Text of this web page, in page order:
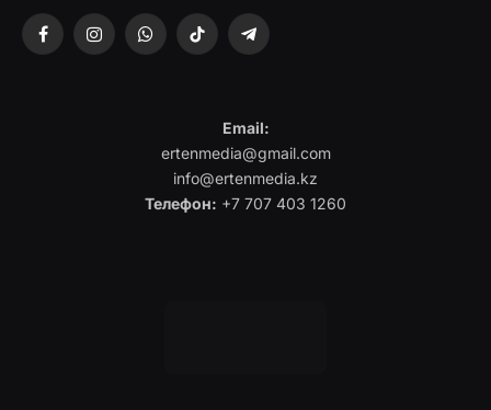
FacebookInstagramWhatsAppTikTok Telegram
Email:
ertenmedia@gmail.com
info@ertenmedia.kz
Телефон: +7 707 403 1260